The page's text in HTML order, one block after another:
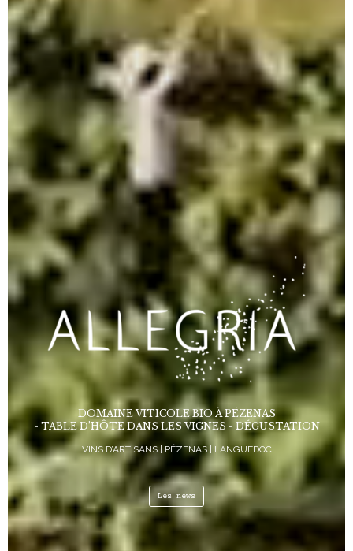
DOMAINE VITICOLE BIO À PÉZENAS
- TABLE D’HÔTE DANS LES VIGNES - DÉGUSTATION
VINS D’ARTISANS | PÉZENAS | LANGUEDOC
Les news